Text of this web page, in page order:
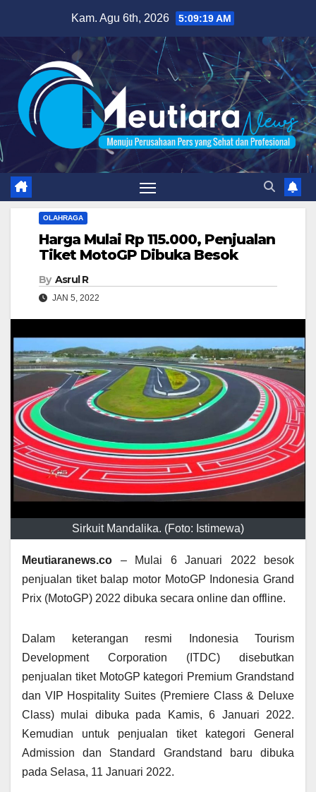
content
Kam. Agu 6th, 2026 5:09:20 AM
OLAHRAGA
Harga Mulai Rp 115.000, Penjualan
Tiket MotoGP Dibuka Besok
By Asrul R
JAN 5, 2022
Sirkuit Mandalika. (Foto: Istimewa)
Meutiaranews.co – Mulai 6 Januari 2022 besok
penjualan tiket balap motor MotoGP Indonesia Grand
Prix (MotoGP) 2022 dibuka secara online dan offline.
Dalam keterangan resmi Indonesia Tourism
Development Corporation (ITDC) disebutkan
penjualan tiket MotoGP kategori Premium Grandstand
dan VIP Hospitality Suites (Premiere Class & Deluxe
Class) mulai dibuka pada Kamis, 6 Januari 2022.
Kemudian untuk penjualan tiket kategori General
Admission dan Standard Grandstand baru dibuka
pada Selasa, 11 Januari 2022.